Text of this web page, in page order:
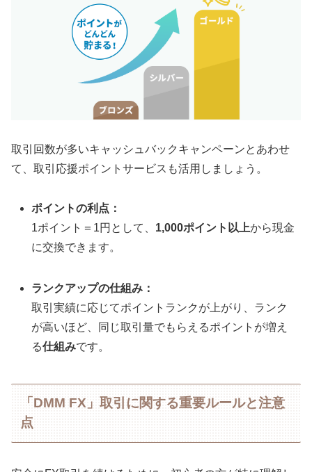
取引回数が多いキャッシュバックキャンペーンとあわせ
て、取引応援ポイントサービスも活用しましょう。
ポイントの利点：
1ポイント＝1円として、 1,000ポイント以上から現金
に交換できます。
ランクアップの仕組み：
取引実績に応じてポイントランクが上がり、ランク
が高いほど、同じ取引量でもらえるポイントが増え
る仕組みです。
「DMM FX」取引に関する重要ルールと注意
点